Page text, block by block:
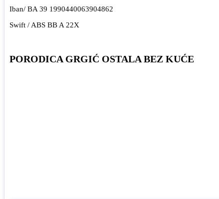
Iban/ BA 39 1990440063904862
Swift / ABS BB A 22X
PORODICA GRGIĆ OSTALA BEZ KUĆE